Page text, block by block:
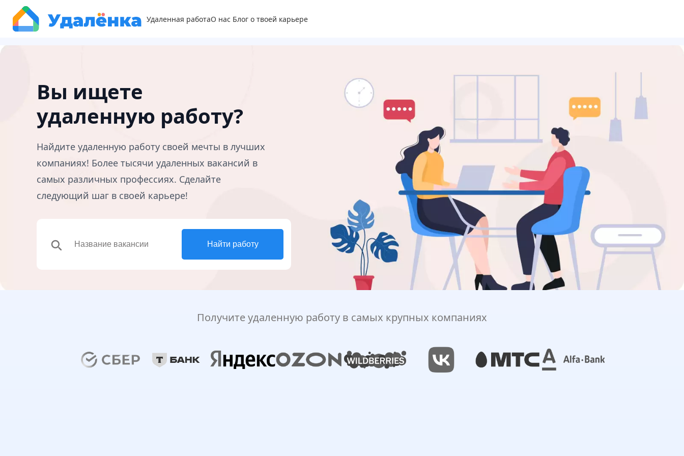
Удаленная работаО нас Блог о твоей карьере
Вы ищете
удаленную работу?
Найдите удаленную работу своей мечты в лучших
компаниях! Более тысячи удаленных вакансий в
самых различных профессиях. Сделайте
следующий шаг в своей карьере!
search Найти работу
Получите удаленную работу в самых крупных компаниях